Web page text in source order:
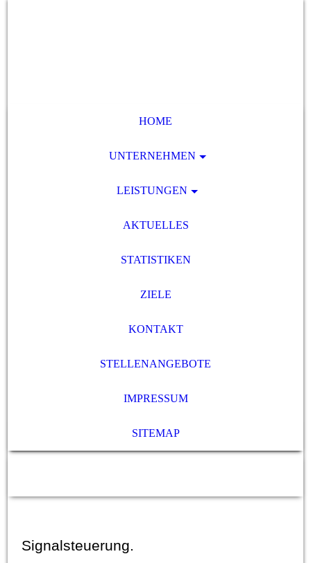
HOME
UNTERNEHMEN
LEISTUNGEN
AKTUELLES
STATISTIKEN
ZIELE
KONTAKT
STELLENANGEBOTE
IMPRESSUM
SITEMAP
Signalsteuerung.